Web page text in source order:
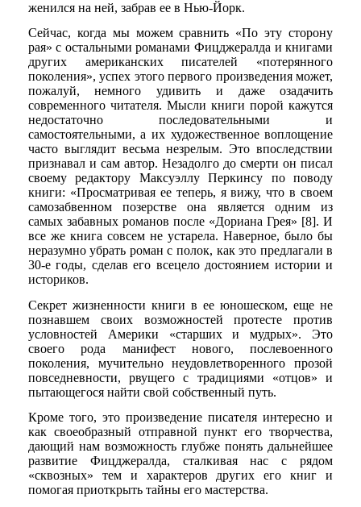
женился на ней, забрав ее в Нью-Йорк.
Сейчас, когда мы можем сравнить «По эту сторону
рая» с остальными романами Фицджералда и книгами
других американских писателей «потерянного
поколения», успех этого первого произведения может,
пожалуй, немного удивить и даже озадачить
современного читателя. Мысли книги порой кажутся
недостаточно последовательными и
самостоятельными, а их художественное воплощение
часто выглядит весьма незрелым. Это впоследствии
признавал и сам автор. Незадолго до смерти он писал
своему редактору Максуэллу Перкинсу по поводу
книги: «Просматривая ее теперь, я вижу, что в своем
самозабвенном позерстве она является одним из
самых забавных романов после «Дориана Грея» [8]. И
все же книга совсем не устарела. Наверное, было бы
неразумно убрать роман с полок, как это предлагали в
30-е годы, сделав его всецело достоянием истории и
историков.
Секрет жизненности книги в ее юношеском, еще не
познавшем своих возможностей протесте против
условностей Америки «старших и мудрых». Это
своего рода манифест нового, послевоенного
поколения, мучительно неудовлетворенного прозой
повседневности, рвущего с традициями «отцов» и
пытающегося найти свой собственный путь.
Кроме того, это произведение писателя интересно и
как своеобразный отправной пункт его творчества,
дающий нам возможность глубже понять дальнейшее
развитие Фицджералда, сталкивая нас с рядом
«сквозных» тем и характеров других его книг и
помогая приоткрыть тайны его мастерства.